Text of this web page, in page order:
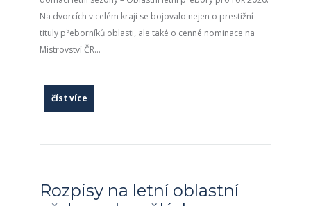
Na dvorcích v celém kraji se bojovalo nejen o prestižní
tituly přeborníků oblasti, ale také o cenné nominace na
Mistrovství ČR...
číst více
Rozpisy na letní oblastní